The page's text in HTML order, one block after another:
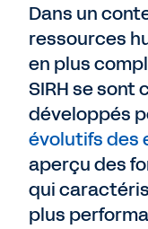
Dans un
ressources
en plus
SIRH se
développés
évolutifs des
aperçu des
qui
plus